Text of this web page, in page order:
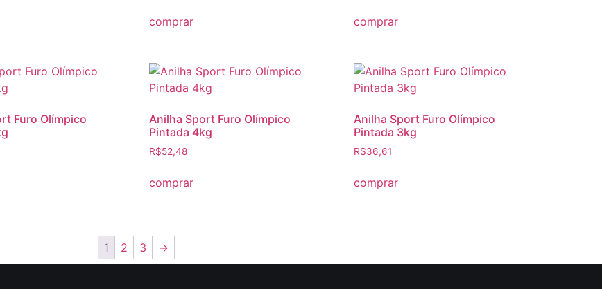
comprar comprar
Furo Olímpico
Anilha Sport Furo Olímpico
Pintada 4kg
R$52,48
comprar
Anilha Sport Furo Olímpico
Pintada 3kg
R$36,61
comprar
1 2 3 →